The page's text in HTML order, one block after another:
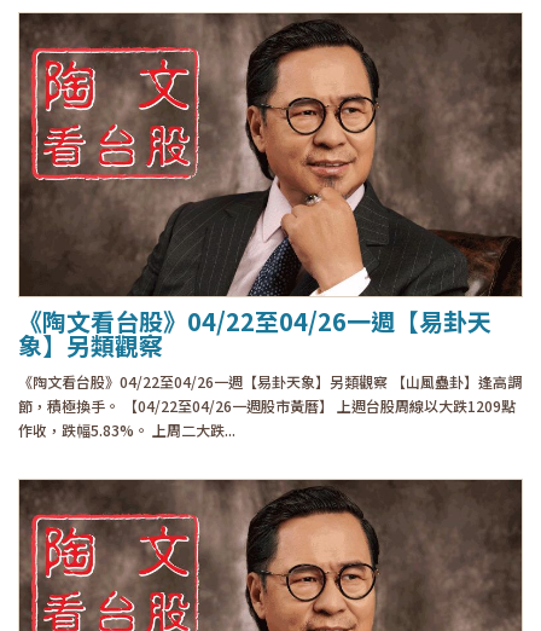
《陶文看台股》04/22至04/26一週【易卦天
象】另類觀察
《陶文看台股》04/22至04/26一週【易卦天象】另類觀察 【山風蠱卦】逢高調
節，積極換手。 【04/22至04/26一週股市黃曆】 上週台股周線以大跌1209點
作收，跌幅5.83%。 上周二大跌...